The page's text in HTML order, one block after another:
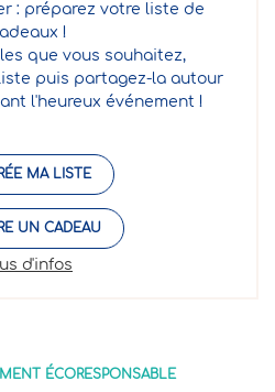
: préparez votre liste de
!
que vous souhaitez,
puis partagez-la autour
l'heureux événement !
MA LISTE
UN CADEAU
d'infos
ÉCORESPONSABLE